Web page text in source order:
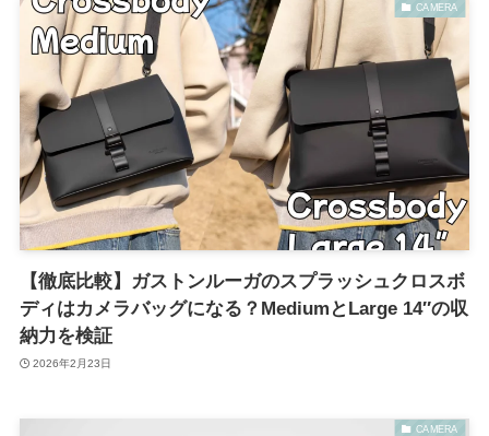
CAMERA
【徹底比較】ガストンルーガのスプラッシュクロスボ
ディはカメラバッグになる？MediumとLarge 14″の収
納力を検証
2026年2月23日
CAMERA